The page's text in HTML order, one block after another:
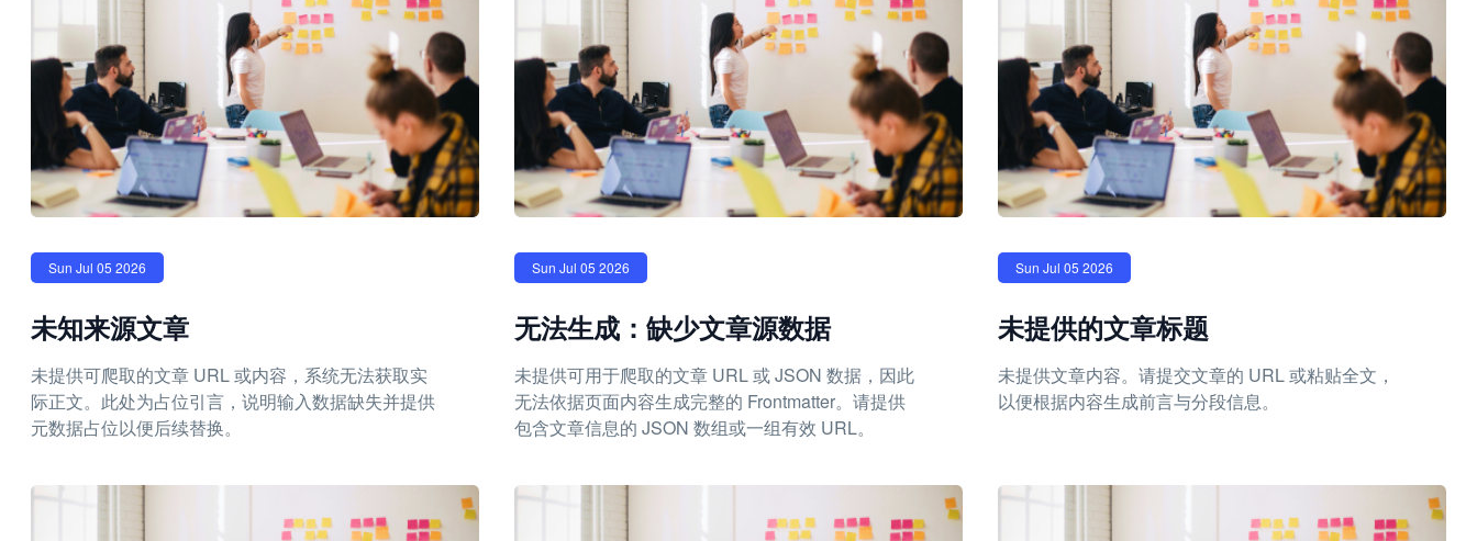
Sun Jul 05 2026
未知来源文章
未提供可爬取的文章 URL 或内容，系统无法获取实
际正文。此处为占位引言，说明输入数据缺失并提供
元数据占位以便后续替换。
Sun Jul 05 2026
无法生成：缺少文章源数据
未提供可用于爬取的文章 URL 或 JSON 数据，因此
无法依据页面内容生成完整的 Frontmatter。请提供
包含文章信息的 JSON 数组或一组有效 URL。
Sun Jul 05 2026
未提供的文章标题
未提供文章内容。请提交文章的 URL 或粘贴全文，
以便根据内容生成前言与分段信息。